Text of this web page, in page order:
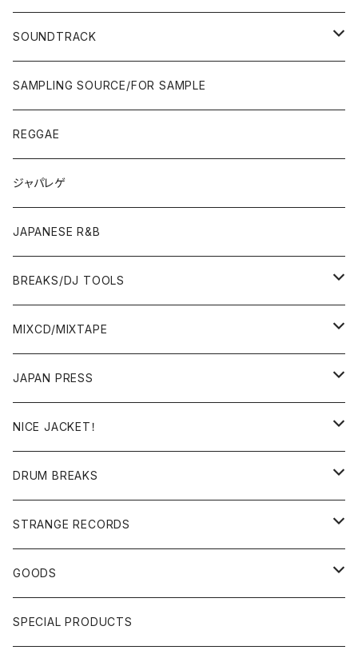
JAPAN ONLY RELEASE/REMIX
WEST COAST/SOUTH
JAPAN ONLY RELEASE/REMIX
80'S
POPS/S.S.W.
ROCK/AOR
SOUNDTRACK
LP
JAPANESE
OTHERS
7"/12"
JAPANESE
OTHERS
SAMPLING SOURCE/FOR SAMPLE
REGGAE
ジャパレゲ
JAPANESE R&B
BREAKS/DJ TOOLS
BREAKS/MEGAMIX/CUT UP
RE-EDIT/DJ TOOLS
MIXCD/MIXTAPE
MIXCD
日本語ラップ
JAPANESE DJ
MIXTAPE
JAPAN PRESS
LP(+ OBI)
7"/12"
NICE JACKET！
DONUTS 45
GIRLS
HIPHOP CLASSIC GALLERY
日本語ラップ CLASSIC GALLERY
DRUM BREAKS
US/UK/OTHERS
JAPANESE
STRANGE RECORDS
DRUM DRUM DRUM/KARAOKE
パチソン/AUDIO CHECK/LIBRARY
GOODS
BOOK
SPECIAL PRODUCTS